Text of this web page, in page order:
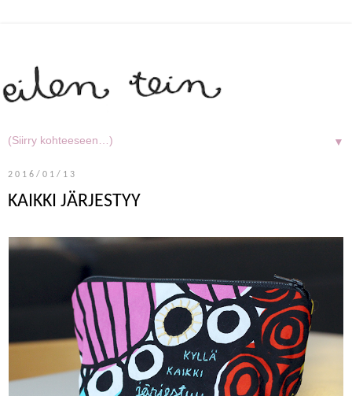
▼
2016/01/13
KAIKKI JÄRJESTYY